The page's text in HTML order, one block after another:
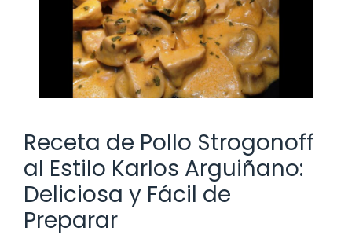
Receta de Pollo Strogonoff
al Estilo Karlos Arguiñano:
Deliciosa y Fácil de
Preparar